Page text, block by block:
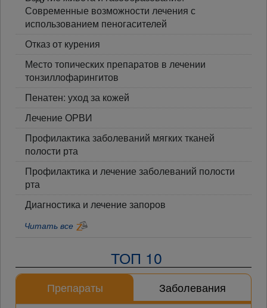
Современные возможности лечения с
использованием пеногасителей
Отказ от курения
Место топических препаратов в лечении
тонзиллофарингитов
Пенатен: уход за кожей
Лечение ОРВИ
Профилактика заболеваний мягких тканей
полости рта
Профилактика и лечение заболеваний полости
рта
Диагностика и лечение запоров
Читать все
ТОП 10
Препараты Заболевания